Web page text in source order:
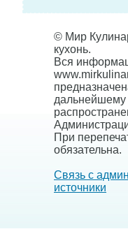
© Мир
кухонь.
Вся
дальнейшему
При
обязательна.
Связь с
источники